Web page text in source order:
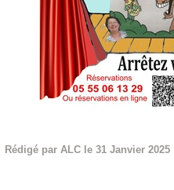
Rédigé par ALC le 31 Janvier 2025